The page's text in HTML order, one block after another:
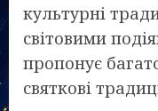
культурні
світовими
пропонує
святкові